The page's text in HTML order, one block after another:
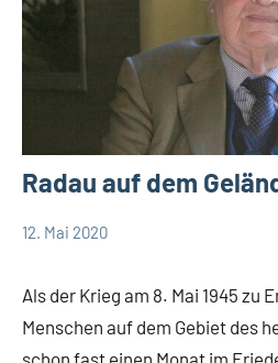
Radau auf dem
zuende
ging
12. Mai 2020
Als der Krieg am 8. Mai 1945 zu
Menschen auf dem Gebiet des
schon fast einen Monat im